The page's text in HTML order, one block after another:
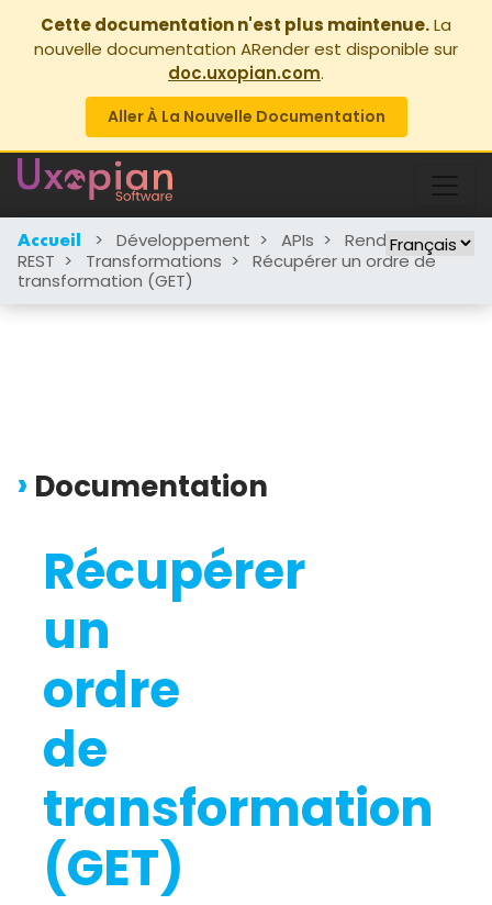
Cette documentation n'est plus maintenue.La
nouvelle documentation ARender est disponible sur
doc.uxopian.com.
Aller À La Nouvelle Documentation
Accueil > Développement > APIs > Rendition>
REST > Transformations > Récupérer un ordre de
transformation (GET)
Documentation
Récupérer
un
ordre
de
transformation
(GET)